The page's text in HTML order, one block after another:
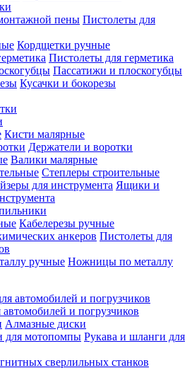
Пистолеты для
Кордщетки ручные
Пистолеты для герметика
Пассатижи и плоскогубцы
Кусачки и бокорезы
Кисти малярные
Держатели и воротки
Валики малярные
Степлеры строительные
Ящики и
Кабелерезы ручные
Пистолеты для
Ножницы по металлу
и погрузчиков
Алмазные диски
Рукава и шланги для